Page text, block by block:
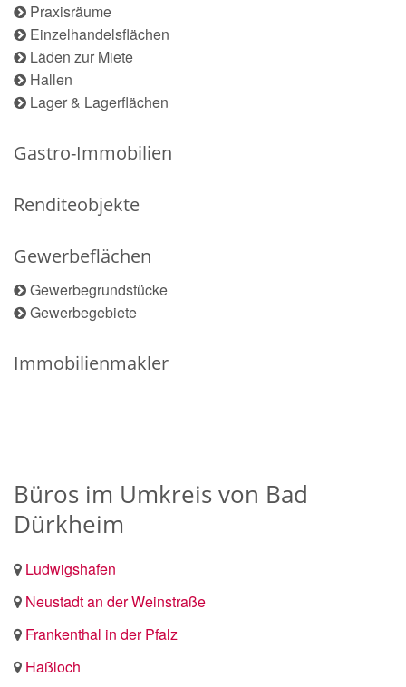
Praxisräume
Einzelhandelsflächen
Läden zur Miete
Hallen
Lager & Lagerflächen
Gastro-Immobilien
Renditeobjekte
Gewerbeflächen
Gewerbegrundstücke
Gewerbegebiete
Immobilienmakler
Büros im Umkreis von Bad
Dürkheim
Ludwigshafen
Neustadt an der Weinstraße
Frankenthal in der Pfalz
Haßloch